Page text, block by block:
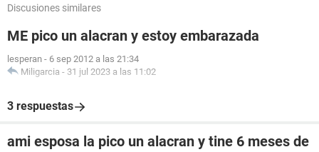
Discusiones similares
ME pico un alacran y estoy embarazada
lesperan - 6 sep 2012 a las 21:34
Miligarcia - 31 jul 2023 a las 11:02
3 respuestas
ami esposa la pico un alacran y tine 6 meses de